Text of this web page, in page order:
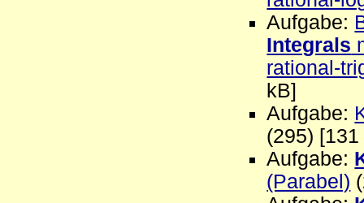
Aufgabe:
Integrals
rational-
kB]
Aufgabe:
(295)
Aufgabe:
(Parabel)